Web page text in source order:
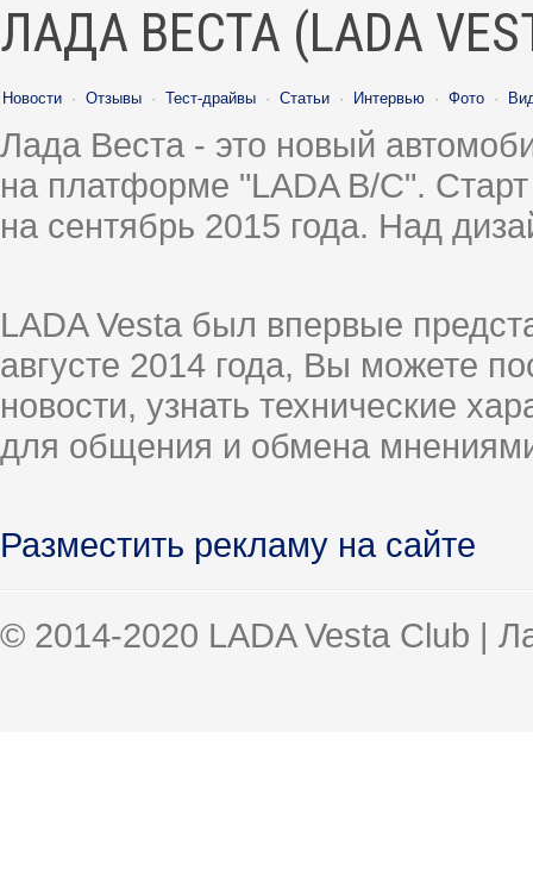
ЛАДА ВЕСТА (LADA
Новости · Отзывы · Тест-драйвы · Статьи · Интервью · Фото ·
Лада Веста - это новый
на платформе "LADA B/C".
на сентябрь 2015 года. Над
LADA Vesta был впервые
августе 2014 года, Вы можете
новости, узнать технические
для общения и обмена
Разместить рекламу на сайте
© 2014-2020 LADA Vesta Club |